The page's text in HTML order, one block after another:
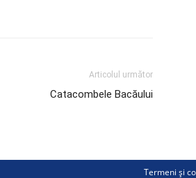
Articolul următor
Catacombele Bacăului
Termeni și